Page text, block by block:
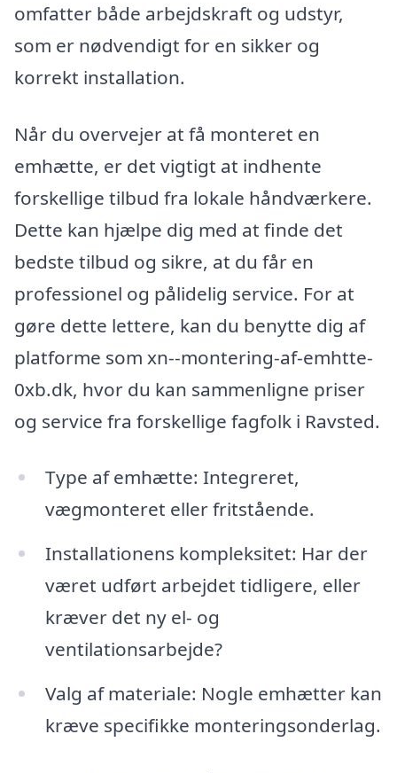
omfatter både arbejdskraft og udstyr,
som er nødvendigt for en sikker og
korrekt installation.
Når du overvejer at få monteret en
emhætte, er det vigtigt at indhente
forskellige tilbud fra lokale håndværkere.
Dette kan hjælpe dig med at finde det
bedste tilbud og sikre, at du får en
professionel og pålidelig service. For at
gøre dette lettere, kan du benytte dig af
platforme som xn--montering-af-emhtte-
0xb.dk, hvor du kan sammenligne priser
og service fra forskellige fagfolk i Ravsted.
Type af emhætte: Integreret,
vægmonteret eller fritstående.
Installationens kompleksitet: Har der
været udført arbejdet tidligere, eller
kræver det ny el- og
ventilationsarbejde?
Valg af materiale: Nogle emhætter kan
kræve specifikke monteringsonderlag.